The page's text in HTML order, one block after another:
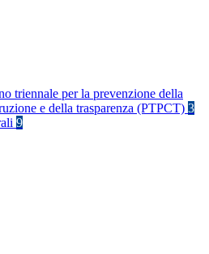
triennale per la prevenzione della
e della trasparenza (PTPCT) 3
9